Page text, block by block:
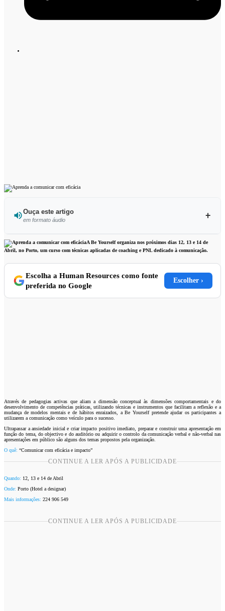
Ouça este artigo
em formato áudio
Ouvir este artigo
A Be Yourself organiza nos próximos dias 12, 13 e 14 de
Abril, no Porto, um curso com técnicas aplicadas de coaching e PNL dedicado à comunicação.
Escolha a Human Resources como fonte
preferida no Google
Escolher ›
Através de pedagogias activas que aliam a dimensão conceptual às dimensões comportamentais e do
desenvolvimento de competências práticas, utilizando técnicas e instrumentos que facilitam a reflexão e a
mudança de modelos mentais e de hábitos enraizados, a Be Yourself pretende ajudar os participantes a
utilizarem a comunicação como veículo para o sucesso.
Ultrapassar a ansiedade inicial e criar impacto positivo imediato, preparar e construir uma apresentação em
função do tema, do objectivo e do auditório ou adquirir o controlo da comunicação verbal e não-verbal nas
apresentações em público são alguns dos temas propostos pela organização.
O quê: “Comunicar com eficácia e impacto”
CONTINUE A LER APÓS A PUBLICIDADE
Quando: 12, 13 e 14 de Abril
Onde: Porto (Hotel a designar)
Mais informações: 224 906 549
CONTINUE A LER APÓS A PUBLICIDADE